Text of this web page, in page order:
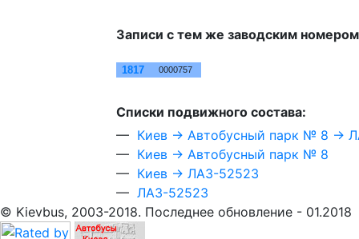
Записи с тем же заводским
1817 0000757
Cписки подвижного состава:
— Киев → Автобусный парк № 8 →
— Киев → Автобусный парк № 8
— Киев → ЛАЗ-52523
— ЛАЗ-52523
© Kievbus, 2003-2018. Последнее обновление - 01.2018